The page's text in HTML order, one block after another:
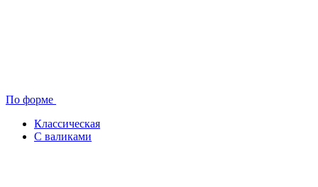
По форме
Классическая
С валиками